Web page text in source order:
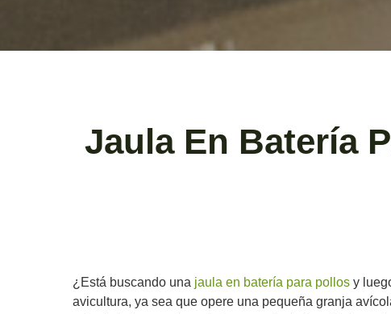
Jaula En Batería
¿Está buscando una jaula en batería para pollosy
avicultura, ya sea que opere una pequeña granja